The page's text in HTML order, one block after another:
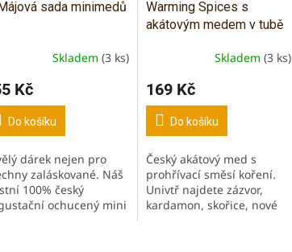
sada minimedů
Skladem (3 ks)
Kč
Do košíku
dárek nejen pro
zaláskované. Náš
100% český
ochucený mini
Warming Spices s
akátovým medem v tubě
Skladem (3 ks)
169 Kč
Do košíku
Český akátový med s
prohřívací směsí koření.
Univtř najdete zázvor,
kardamon, skořice, nové